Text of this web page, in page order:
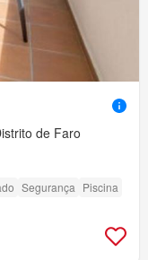
de Faro
Segurança Piscina